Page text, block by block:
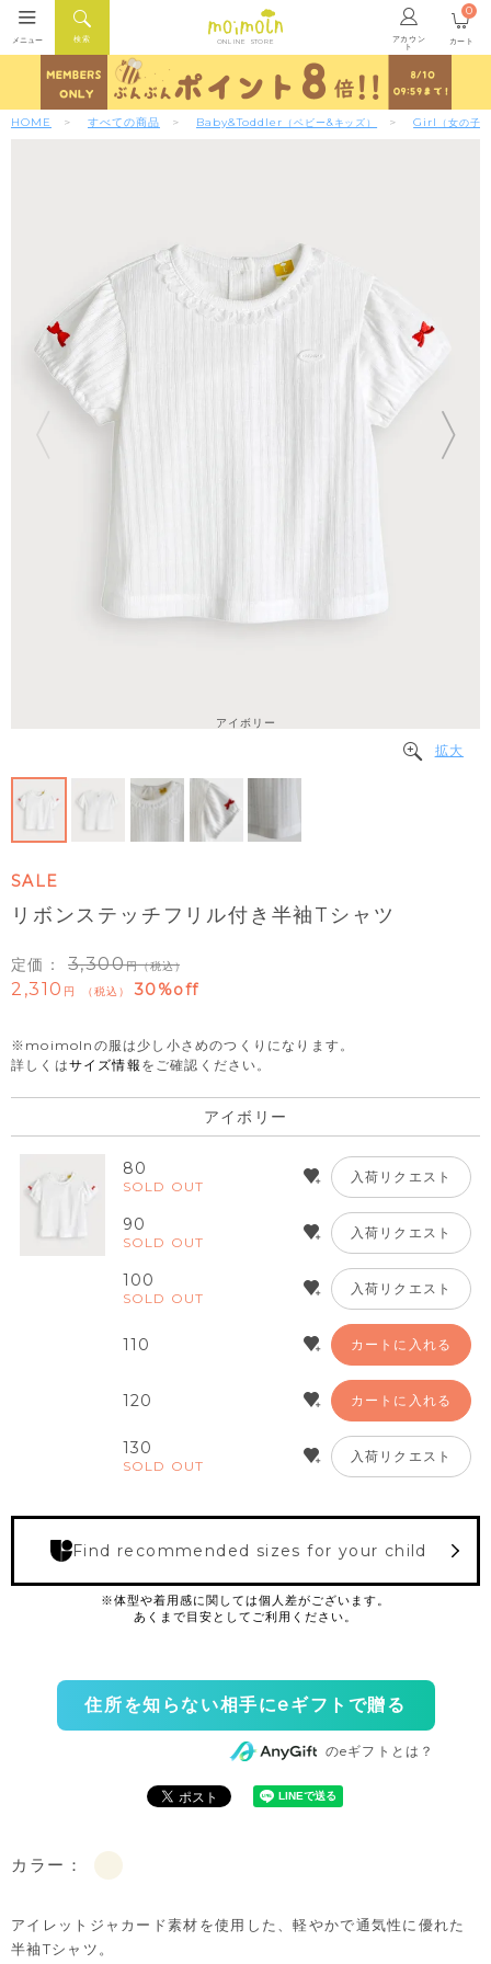
ONLINE STORE アカウン
ト
検索
メニュー カート
0
HOME すべての商品 Baby&Toddler （ベビー&キッズ） Girl （女の子）
アイボリー
拡大
SALE
リボンステッチフリル付き半袖Tシャツ
定価： 3,300 （税込）
2,310 税込 30%off
※moimolnの服は少し小さめのつくりになります。
詳しくはサイズ情報 をご確認ください。
アイボリー
80
SOLD OUT
入荷リクエスト
90
SOLD OUT
入荷リクエスト
100
SOLD OUT
入荷リクエスト
110 カートに入れる
120 カートに入れる
130
SOLD OUT
入荷リクエスト
Find recommended sizes for your child
住所を知らない相手にeギフトで贈る
のeギフトとは？
カラー：
アイレットジャカード素材を使用した、軽やかで通気性に優れた
半袖Tシャツ。